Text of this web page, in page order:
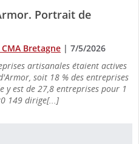
Portrait de
Bretagne | 7/5/2026
artisanales étaient actives
soit 18 % des entreprises
y est de 27,8 entreprises pour 1
149 dirige[...]